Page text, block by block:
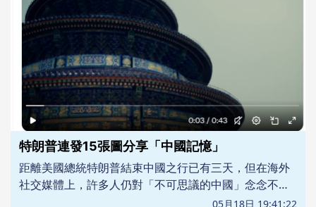
特朗普連發15張圖分享「中國記憶」
距離美國總統特朗普結束中國之行已有三天，但在海外
社交媒體上，許多人仍對「不可思議的中國」念念不
05月18日 19:41:22